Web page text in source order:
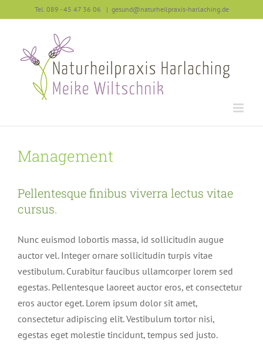
Inhalt
Tel. 089 - 45 47 36 06 | gesund@naturheilpraxis-harlaching.de
Management
Pellentesque finibus viverra lectus vitae
cursus.
Nunc euismod lobortis massa, id sollicitudin augue
auctor vel. Integer ornare sollicitudin turpis vitae
vestibulum. Curabitur faucibus ullamcorper lorem sed
egestas. Pellentesque laoreet auctor eros, et consectetur
eros auctor eget. Lorem ipsum dolor sit amet,
consectetur adipiscing elit. Vestibulum tortor nisi,
egestas eget molestie tincidunt, tempus sed justo.